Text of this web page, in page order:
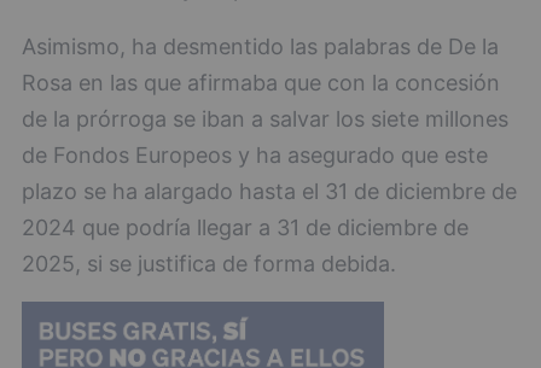
Asimismo, ha desmentido las palabras de De la
Rosa en las que afirmaba que con la concesión
de la prórroga se iban a salvar los siete millones
de Fondos Europeos y ha asegurado que este
plazo se ha alargado hasta el 31 de diciembre de
2024 que podría llegar a 31 de diciembre de
2025, si se justifica de forma debida.